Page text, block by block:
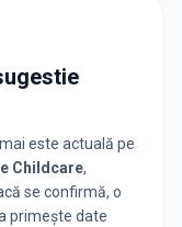
este actuală pe
Childcare,
se confirmă, o
primește date